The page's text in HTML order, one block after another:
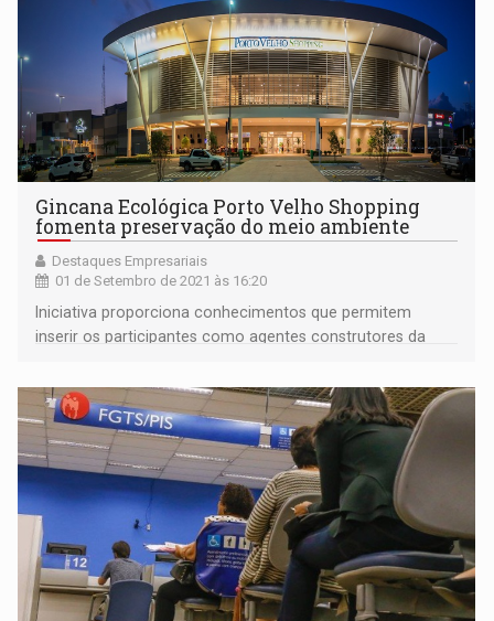
Gincana Ecológica Porto Velho Shopping
fomenta preservação do meio ambiente
Destaques Empresariais
01 de Setembro de 2021 às 16:20
Iniciativa proporciona conhecimentos que permitem
inserir os participantes como agentes construtores da